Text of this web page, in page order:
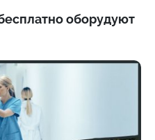
оборудуют